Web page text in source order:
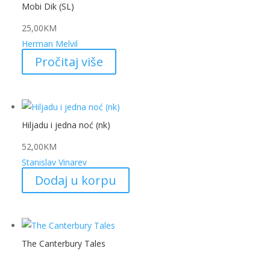
Mobi Dik (SL)
25,00KM
Herman Melvil
Pročitaj više
Hiljadu i jedna noć (nk)
52,00KM
Stanislav Vinarev
Dodaj u korpu
The Canterbury Tales